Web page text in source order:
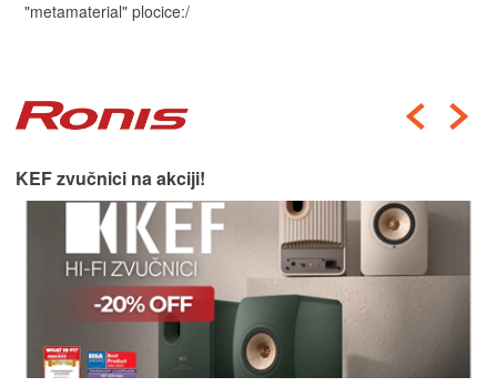
"metamaterial" plocice:/
KEF zvučnici na akciji!